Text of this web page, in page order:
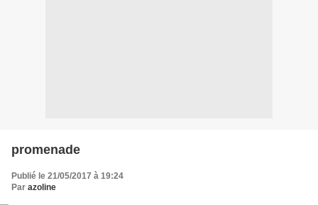
promenade
Publié le 21/05/2017 à 19:24
Par azoline